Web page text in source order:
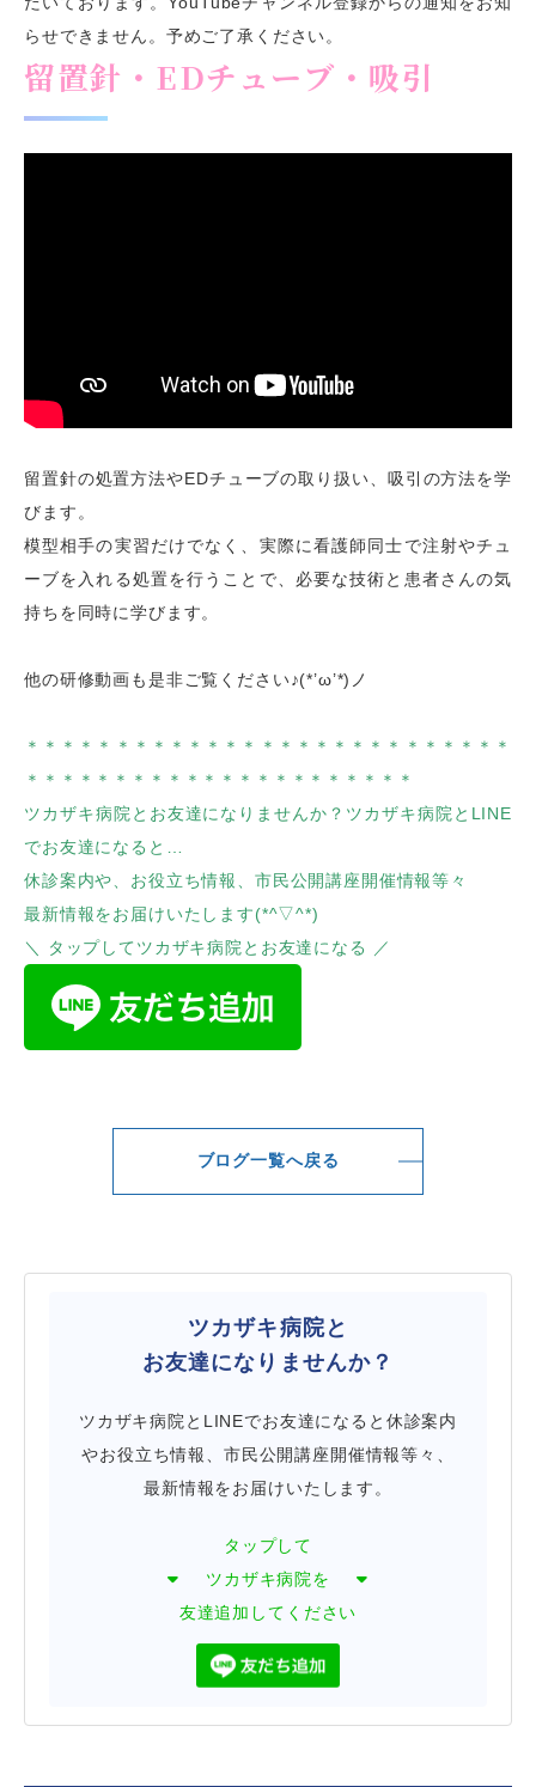
らせできません。予めご了承ください。
留置針・EDチューブ・吸引
留置針の処置方法やEDチューブの取り扱い、吸引の方法を学
びます。
模型相手の実習だけでなく、実際に看護師同士で注射やチュ
ーブを入れる処置を行うことで、必要な技術と患者さんの気
持ちを同時に学びます。
他の研修動画も是非ご覧ください♪(*’ω’*)ノ
＊＊＊＊＊＊＊＊＊＊＊＊＊＊＊＊＊＊＊＊＊＊＊＊＊＊＊
＊＊＊＊＊＊＊＊＊＊＊＊＊＊＊＊＊＊＊＊＊＊
ツカザキ病院とお友達になりませんか？ツカザキ病院とLINE
でお友達になると…
休診案内や、お役立ち情報、市民公開講座開催情報等々
最新情報をお届けいたします(*^▽^*)
＼ タップしてツカザキ病院とお友達になる ／
ブログ一覧へ戻る
ツカザキ病院と
お友達になりませんか？
ツカザキ病院とLINEでお友達になると休診案内
やお役立ち情報、市民公開講座開催情報等々、
最新情報をお届けいたします。
タップして
ツカザキ病院を
友達追加してください